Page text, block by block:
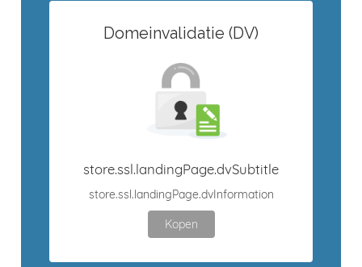
Domeinvalidatie (DV)
store.ssl.landingPage.dvSubtitle
store.ssl.landingPage.dvInformation
Kopen